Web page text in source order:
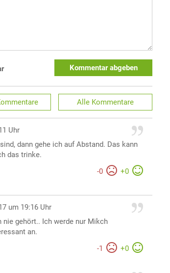
Kommentar abgeben
Alle Kommentare
Uhr
dann gehe ich auf Abstand. Das kann
das trinke.
-0 +0
um 19:16 Uhr
gehört.. Ich werde nur Mikch
an.
-1 +0